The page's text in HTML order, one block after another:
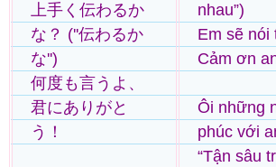
上手く伝わるか
な？ (''伝わるか
な'')
何度も言うよ、
君にありがと
う！
nhau”)
Em sẽ nói
Cảm ơn
Ôi những
phúc với
“Tận sâu